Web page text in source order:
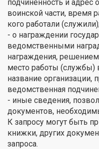
подчиненность и адрес
воинской части, время
кого работали
- о награждении
ведомственными
награждения,
место работы (службы)
название организации,
ведомственная
- иные сведения,
документов,
К запросу могут быть
книжки, других
запроса.